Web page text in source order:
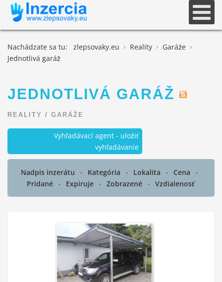
Nachádzate sa tu: zlepsovaky.eu Reality
Garáže
Jednotlivá garáž
JEDNOTLIVÁ GARÁŽ
REALITY / GARÁŽE
Vyhľadávací agent - uložiť
vyhľadávanie
Nadpis inzerátu Kategória Lokalita
Cena
Pridané
Expiruje Zobrazené Vzdialenosť